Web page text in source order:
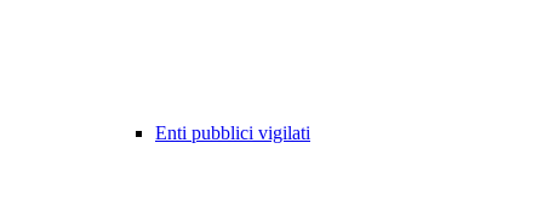
Enti pubblici vigilati